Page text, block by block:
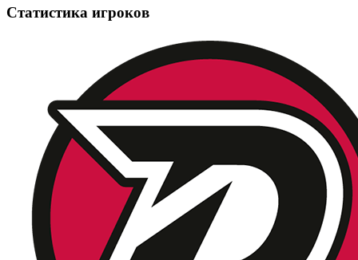
Статистика игроков